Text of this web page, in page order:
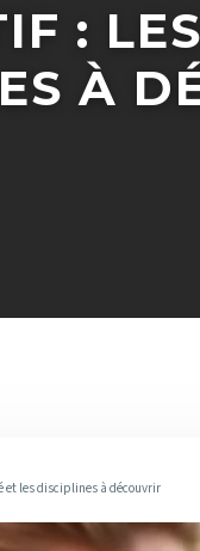
:
À
et les disciplines à découvrir